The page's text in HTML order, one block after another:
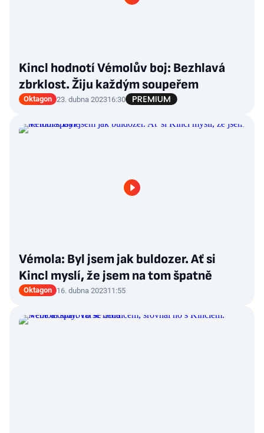
Kincl hodnotí Vémolův boj: Bezhlavá
zbrklost. Žiju každým soupeřem
Oktagon 23. dubna 202316:30
Vémola: Byl jsem jak buldozer. Ať si
Kincl myslí, že jsem na tom špatně
Oktagon 16. dubna 202311:55